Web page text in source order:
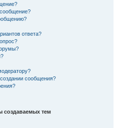
ответа?
сообщения?
создаваемых тем